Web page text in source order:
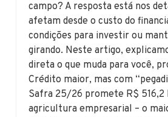
campo? A resposta está nos
afetam desde o custo do
condições para investir ou
girando. Neste artigo,
direta o que muda para você,
Crédito maior, mas com
Safra 25/26 promete R$ 516,2
agricultura empresarial – o